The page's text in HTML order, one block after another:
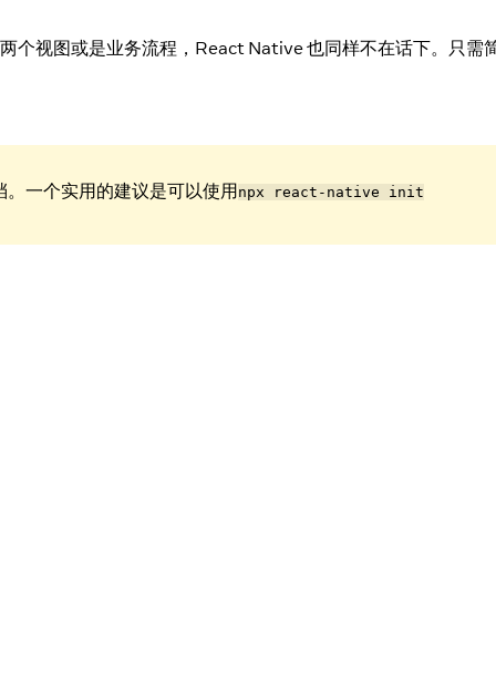
个视图或是业务流程，React Native 也同样不在话下。只需
一个实用的建议是可以使用npx react-native init